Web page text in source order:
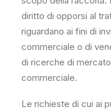
diritto di opporsi al
riguardano ai fini di
commerciale o di
di ricerche di
commerciale.
Le richieste di cui ai